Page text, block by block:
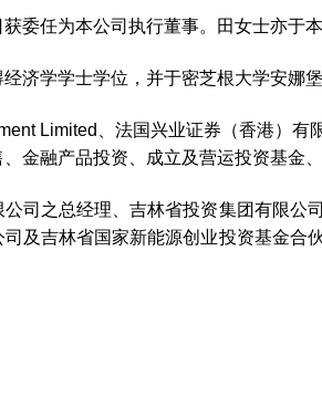
委任为本公司执行董事。田女士亦于
济学学士学位，并于密芝根大学安娜
Limited、法国兴业证券（香港）
金融产品投资、成立及营运投资基金
司之总经理、吉林省投资集团有限
及吉林省国家新能源创业投资基金